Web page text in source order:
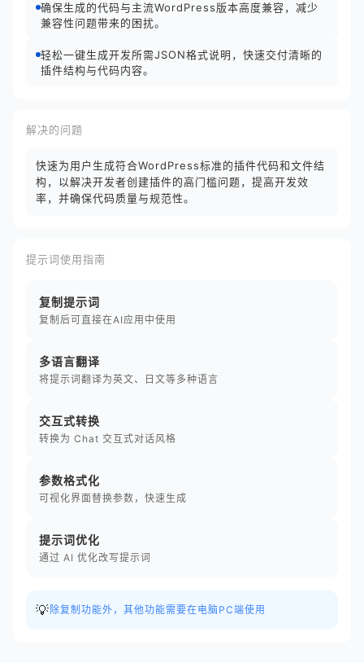
确保生成的代码与主流WordPress版本高度兼容，减少
兼容性问题带来的困扰。
轻松一键生成开发所需JSON格式说明，快速交付清晰的
插件结构与代码内容。
解决的问题
快速为用户生成符合WordPress标准的插件代码和文件结
构，以解决开发者创建插件的高门槛问题，提高开发效
率，并确保代码质量与规范性。
提示词使用指南
复制提示词
复制后可直接在AI应用中使用
多语言翻译
将提示词翻译为英文、日文等多种语言
交互式转换
转换为 Chat 交互式对话风格
参数格式化
可视化界面替换参数，快速生成
提示词优化
通过 AI 优化改写提示词
💡 除复制功能外，其他功能需要在电脑PC端使用